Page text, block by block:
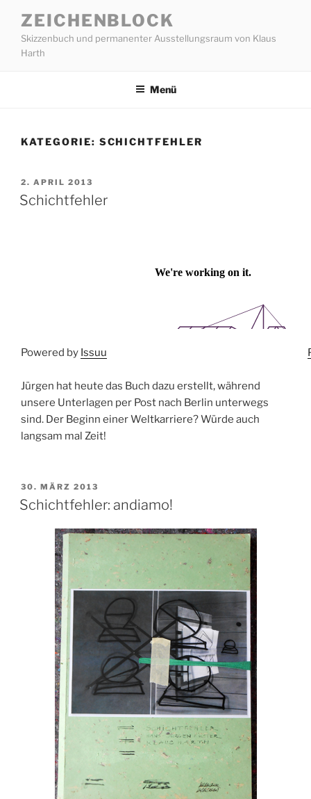
Inhalt
springen
ZEICHENBLOCK
Skizzenbuch und permanenter Ausstellungsraum von Klaus
Harth
Menü
KATEGORIE: SCHICHTFEHLER
VERÖFFENTLICHT
AM
2. APRIL 2013
Schichtfehler
Powered by Issuu
Jürgen hat heute das Buch dazu erstellt, während
unsere Unterlagen per Post nach Berlin unterwegs
sind. Der Beginn einer Weltkarriere? Würde auch
langsam mal Zeit!
VERÖFFENTLICHT
AM
30. MÄRZ 2013
Schichtfehler: andiamo!